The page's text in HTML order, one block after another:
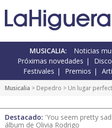
MUSICALIA: Noticias
Próximas novedades
Festivales
Premios
Musicalia > Depedro > Un lugar
Destacado: 'You seem pretty
álbum de Olivia Rodrigo